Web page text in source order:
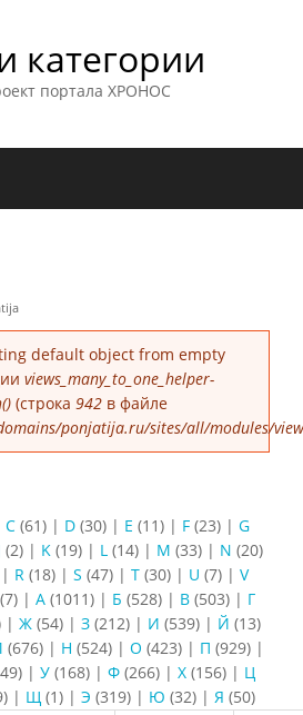
категории
портала ХРОНОС
об ошибке
default object from empty
views_many_to_one_helper-
(строка 942 в файле
ponjatija.ru/sites/all/modules/
C (61) | D (30) | E (11) | F (23) | G
(2) | K (19) | L (14) | M (33) | N (20)
| R (18) | S (47) | T (30) | U (7) | V
(7) | А (1011) | Б (528) | В (503) | Г
| Ж (54) | З (212) | И (539) | Й (13)
(676) | Н (524) | О (423) | П (929) |
| У (168) | Ф (266) | Х (156) | Ц
| Щ (1) | Э (319) | Ю (32) | Я (50)